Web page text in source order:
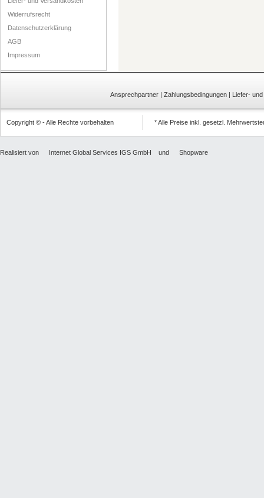
Widerrufsrecht
Datenschutzerklärung
AGB
Impressum
Ansprechpartner | Zahlungsbedingungen | Liefer-
Copyright © - Alle Rechte vorbehalten * Alle Preise inkl. gesetzl.
Realisiert von Internet Global Services IGS GmbH und Shopware